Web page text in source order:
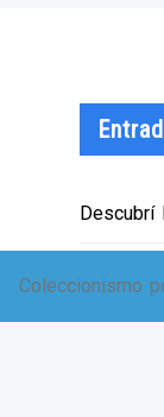
Coleccionismo
Descubrí
EXPO